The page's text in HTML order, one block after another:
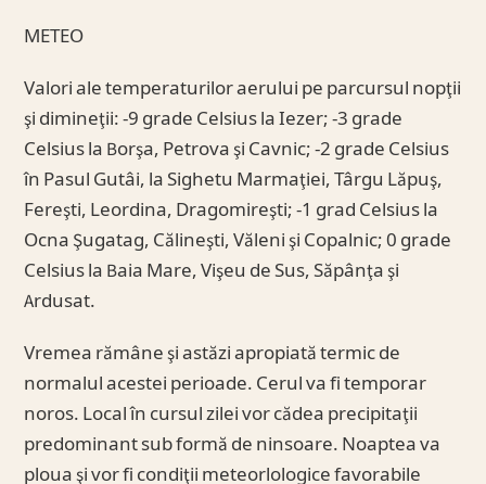
METEO
Valori ale temperaturilor aerului pe parcursul nopţii
şi dimineţii: -9 grade Celsius la Iezer; -3 grade
Celsius la Borşa, Petrova şi Cavnic; -2 grade Celsius
în Pasul Gutâi, la Sighetu Marmaţiei, Târgu Lăpuş,
Fereşti, Leordina, Dragomireşti; -1 grad Celsius la
Ocna Şugatag, Călineşti, Văleni şi Copalnic; 0 grade
Celsius la Baia Mare, Vişeu de Sus, Săpânţa şi
Ardusat.
Vremea rămâne şi astăzi apropiată termic de
normalul acestei perioade. Cerul va fi temporar
noros. Local în cursul zilei vor cădea precipitaţii
predominant sub formă de ninsoare. Noaptea va
ploua şi vor fi condiţii meteorlologice favorabile